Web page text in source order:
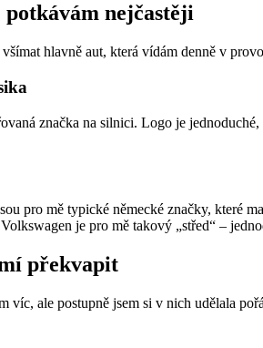
nejčastěji
hlavně aut, která vídám denně v
značka na silnici. Logo je
pro mě typické německé značky, které
je pro mě takový „střed“ –
překvapit
víc, ale postupně jsem si v nich udělala